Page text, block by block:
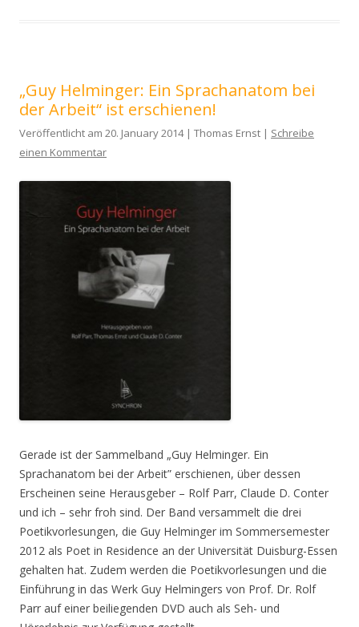
„Guy Helminger: Ein Sprachanatom bei
der Arbeit“ ist erschienen!
Veröffentlicht am 20. January 2014 | Thomas Ernst | Schreibe
einen Kommentar
Gerade ist der Sammelband „Guy Helminger. Ein
Sprachanatom bei der Arbeit” erschienen, über dessen
Erscheinen seine Herausgeber – Rolf Parr, Claude D. Conter
und ich – sehr froh sind. Der Band versammelt die drei
Poetikvorlesungen, die Guy Helminger im Sommersemester
2012 als Poet in Residence an der Universität Duisburg-Essen
gehalten hat. Zudem werden die Poetikvorlesungen und die
Einführung in das Werk Guy Helmingers von Prof. Dr. Rolf
Parr auf einer beiliegenden DVD auch als Seh- und